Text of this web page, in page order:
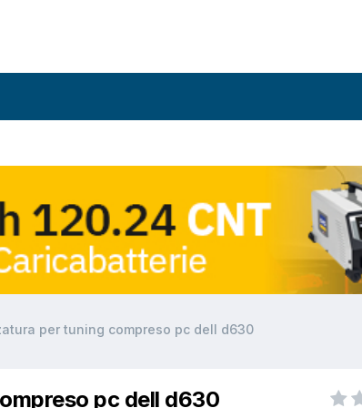
per tuning compreso pc dell d630
pc dell d630